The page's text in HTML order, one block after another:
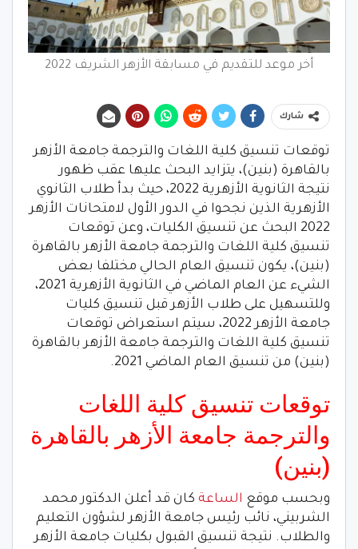
أخر موعد للتقديم في مسابقة الأزهر الشريف 2022
شارك
توقعات تنسيق كلية اللغات والترجمة جامعة الأزهر
بالقاهرة (بنين)، يتزايد البحث عليها عقب ظهور
نتيجة الثانوية الأزهرية 2022، حيث بدأ طلاب الثانوي
الأزهرية الذين نجحوا في الدور الأول لامتحانات الأزهر
2022 البحث عن تنسيق الكليات، وعن توقعات
تنسيق كلية اللغات والترجمة جامعة الأزهر بالقاهرة
(بنين)، يكون تنسيق العام الحالي مختلفا بعض
الشيء عن العام الماضي في الثانوية الأزهرية 2021،
وللتسهيل على طلاب الأزهر قبل تنسيق كليات
جامعة الأزهر 2022، سيتم استعراض توقعات
تنسيق كلية اللغات والترجمة جامعة الأزهر بالقاهرة
(بنين) من تنسيق العام الماضي 2021.
توقعات تنسيق كلية اللغات
والترجمة جامعة الأزهر بالقاهرة
(بنين)
وبحسب موقع الساعة كان قد أعلن الدكتور محمد
الشربيني، نائب رئيس جامعة الأزهر لشؤون التعليم
والطلاب. نتيجة تنسيق القبول بكليات جامعة الأزهر